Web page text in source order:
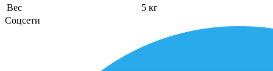
Вес
5 кг
Соцсети